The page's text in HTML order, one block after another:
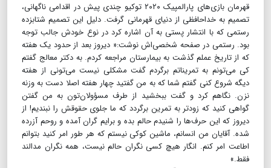
قهرمان بازی‌های پارالمپیک ۲۰۲۰ توکیو چندی پیش در اقدامی ناگهانی،
تصمیم به خداحافظی از دنیای قهرمانی گرفت. دلیل این تصمیم شتابزده
رستمی که با انتشار پستی به آن اشاره کرد در نوع خودش جالب توجه
بود. رستمی در صفحه شخصی‌اش نوشت:« دیروز بعد از حدود یک هفته
که از تاریخ عملم گذشت به بیمارستان مراجعه کردم. به دکتر معالج گفتم
کی می‌تونم به تمریناتم برگردم گفت مشکلی نیست می‌تونی از هفته
دیگه شروع کنی گفتم شما که به من گفتید چهار هفته اصلا دست به وزنه
نزن. نگاهم کرد و گفت ببخشید از طرف مسؤولان‌تون به من گفتن
گواهی کنید که زودتر به تمرین برگردد که ما جلوی حقوقش را نبندیم! از
دیروز که این حرف‌ها را شنیدم حالم بده و برایم گران آمده و روحم آزرده
شده. آقایان من انسانم، ماشین کوکی نیستم که هر طور امر کنید بتوانم
اطاعت امر کنم. انگار هیچ کسی نگران حالم نیست، همه نگران مدالند
فقط.»